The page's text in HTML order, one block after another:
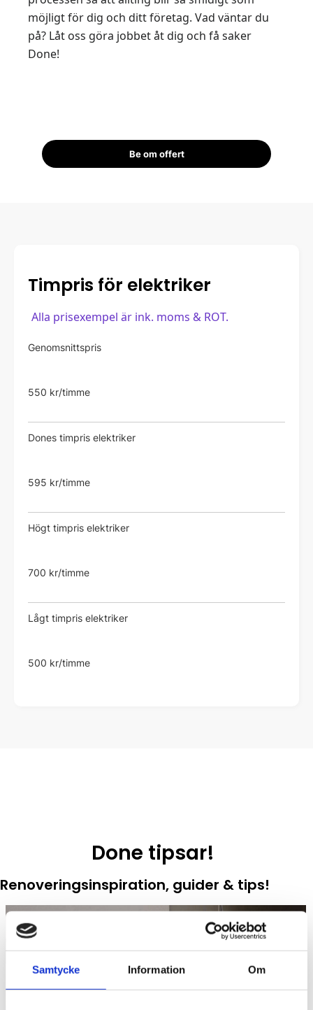
Samtycke Information Om
möjligt för dig och ditt företag. Vad väntar du
på? Låt oss göra jobbet åt dig och få saker
Done!
Be om offert
Timpris för elektriker
Alla prisexempel är ink. moms & ROT.
Genomsnittspris
550 kr/timme
Dones timpris elektriker
595 kr/timme
Högt timpris elektriker
700 kr/timme
Lågt timpris elektriker
500 kr/timme
Done tipsar!
Renoveringsinspiration, guider & tips!